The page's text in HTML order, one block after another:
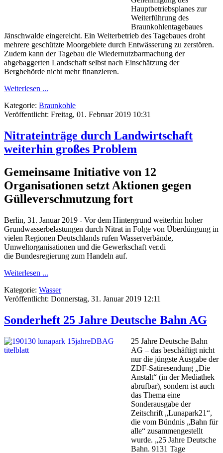
Hauptbetriebsplanes zur
Weiterführung des
Braunkohlentagebaues
Jänschwalde eingereicht. Ein Weiterbetrieb des Tagebaues droht
mehrere geschützte Moorgebiete durch Entwässerung zu zerstören.
Zudem kann der Tagebau die Wiedernutzbarmachung der
abgebaggerten Landschaft selbst nach Einschätzung der
Bergbehörde nicht mehr finanzieren.
Weiterlesen ...
Kategorie: Braunkohle
Veröffentlicht: Freitag, 01. Februar 2019 10:31
Nitrateinträge durch Landwirtschaft
weiterhin großes Problem
Gemeinsame Initiative von 12
Organisationen setzt Aktionen gegen
Gülleverschmutzung fort
Berlin, 31. Januar 2019 - Vor dem Hintergrund weiterhin hoher
Grundwasserbelastungen durch Nitrat in Folge von Überdüngung in
vielen Regionen Deutschlands rufen Wasserverbände,
Umweltorganisationen und die Gewerkschaft ver.di
die Bundesregierung zum Handeln auf.
Weiterlesen ...
Kategorie: Wasser
Veröffentlicht: Donnerstag, 31. Januar 2019 12:11
Sonderheft 25 Jahre Deutsche Bahn AG
25 Jahre Deutsche Bahn
AG – das beschäftigt nicht
nur die jüngste Ausgabe der
ZDF-Satiresendung „Die
Anstalt“ (in der Mediathek
abrufbar), sondern ist auch
das Thema eine
Sonderausgabe der
Zeitschrift „Lunapark21“,
die vom Bündnis „Bahn für
alle“ zusammengestellt
wurde. „25 Jahre Deutsche
Bahn. 9131 Tage